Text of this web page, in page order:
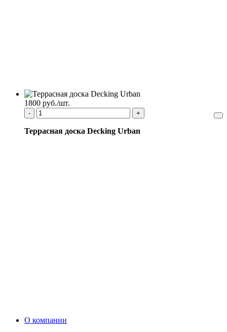
1800 руб./шт.
- +
Террасная доска Decking Urban
О компании